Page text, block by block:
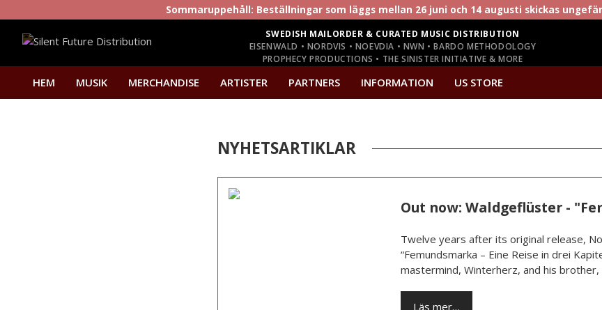
Sommaruppehåll: Beställningar som läggs mellan 26 juni och 14 augusti skickas
SWEDISH MAILORDER & CURATED MUSIC DISTRIBUTION
EISENWALD • NORDVIS • NOEVDIA • NWN • BARDO METHODOLOGY
PROPHECY PRODUCTIONS • THE SINISTER INITIATIVE & MORE
HEM MUSIK MERCHANDISE ARTISTER PARTNERS INFORMATION US STORE
NYHETSARTIKLAR
Out now: Waldgeflüster -
Twelve years after its original release,
“Femundsmarka – Eine Reise in drei
mastermind, Winterherz, and his brother,
Läs mer…